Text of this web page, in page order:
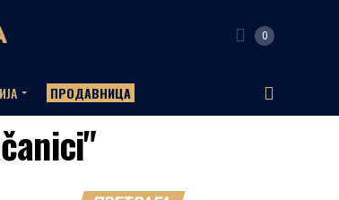
0
ПРОДАВНИЦА